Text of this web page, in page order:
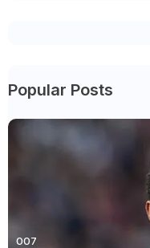
Popular Posts
007